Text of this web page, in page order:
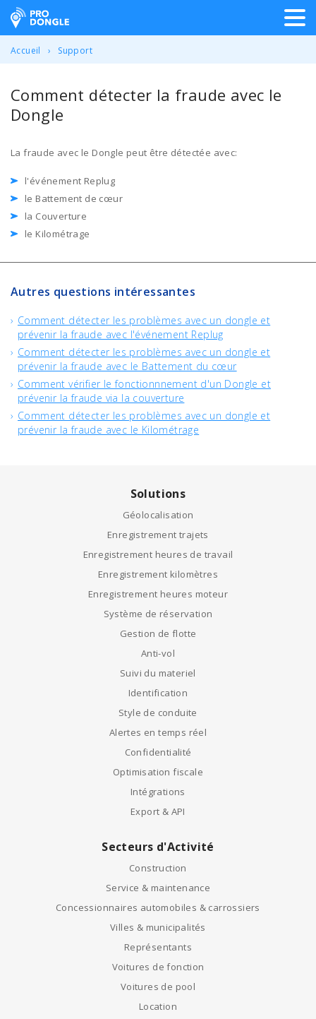
ProDongle Géolocalisation
Accueil Support
Comment détecter la fraude avec le
Dongle
La fraude avec le Dongle peut être détectée avec:
l'événement Replug
le Battement de cœur
la Couverture
le Kilométrage
Autres questions intéressantes
Comment détecter les problèmes avec un dongle et
prévenir la fraude avec l'événement Replug
Comment détecter les problèmes avec un dongle et
prévenir la fraude avec le Battement du cœur
Comment vérifier le fonctionnnement d'un Dongle et
prévenir la fraude via la couverture
Comment détecter les problèmes avec un dongle et
prévenir la fraude avec le Kilométrage
Solutions
Géolocalisation
Enregistrement trajets
Enregistrement heures de travail
Enregistrement kilomètres
Enregistrement heures moteur
Système de réservation
Gestion de flotte
Anti-vol
Suivi du materiel
Identification
Style de conduite
Alertes en temps réel
Confidentialité
Optimisation fiscale
Intégrations
Export & API
Secteurs d'Activité
Construction
Service & maintenance
Concessionnaires automobiles & carrossiers
Villes & municipalités
Représentants
Voitures de fonction
Voitures de pool
Location